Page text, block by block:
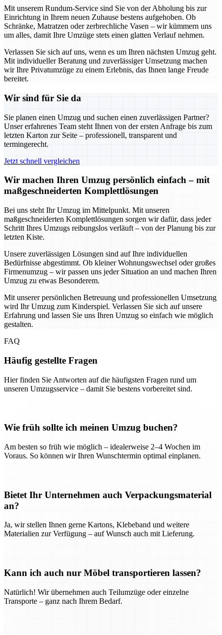
Mit unserem Rundum-Service sind Sie von der Abholung bis zur
Einrichtung in Ihrem neuen Zuhause bestens aufgehoben. Ob
Schränke, Matratzen oder zerbrechliche Vasen – wir kümmern uns
um alles, damit Ihre Umzüge stets einen glatten Verlauf nehmen.
Verlassen Sie sich auf uns, wenn es um Ihren nächsten Umzug geht.
Mit individueller Beratung und zuverlässiger Umsetzung machen
wir Ihre Privatumzüge zu einem Erlebnis, das Ihnen lange Freude
bereitet.
Wir sind für Sie da
Sie planen einen Umzug und suchen einen zuverlässigen Partner?
Unser erfahrenes Team steht Ihnen von der ersten Anfrage bis zum
letzten Karton zur Seite – professionell, transparent und
termingerecht.
Jetzt schnell vergleichen
Wir machen Ihren Umzug persönlich einfach – mit
maßgeschneiderten Komplettlösungen
Bei uns steht Ihr Umzug im Mittelpunkt. Mit unseren
maßgeschneiderten Komplettlösungen sorgen wir dafür, dass jeder
Schritt Ihres Umzugs reibungslos verläuft – von der Planung bis zur
letzten Kiste.
Unsere zuverlässigen Lösungen sind auf Ihre individuellen
Bedürfnisse abgestimmt. Ob kleiner Wohnungswechsel oder großes
Firmenumzug – wir passen uns jeder Situation an und machen Ihren
Umzug zu etwas Besonderem.
Mit unserer persönlichen Betreuung und professionellen Umsetzung
wird Ihr Umzug zum Kinderspiel. Verlassen Sie sich auf unsere
Erfahrung und lassen Sie uns Ihren Umzug so einfach wie möglich
gestalten.
FAQ
Häufig gestellte Fragen
Hier finden Sie Antworten auf die häufigsten Fragen rund um
unseren Umzugsservice – damit Sie bestens vorbereitet sind.
Wie früh sollte ich meinen Umzug buchen?
Am besten so früh wie möglich – idealerweise 2–4 Wochen im
Voraus. So können wir Ihren Wunschtermin optimal einplanen.
Bietet Ihr Unternehmen auch Verpackungsmaterial
an?
Ja, wir stellen Ihnen gerne Kartons, Klebeband und weitere
Materialien zur Verfügung – auf Wunsch auch mit Lieferung.
Kann ich auch nur Möbel transportieren lassen?
Natürlich! Wir übernehmen auch Teilumzüge oder einzelne
Transporte – ganz nach Ihrem Bedarf.